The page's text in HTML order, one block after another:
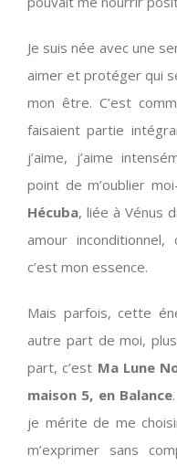
Je suis née avec une
aimer et protéger qui
mon être. C’est
faisaient partie
j’aime, j’aime
point de m’oublier
Hécuba, liée à Vénus
amour
c’est mon essence.
Mais parfois, cette
autre part de moi,
part, c’est Ma Lune
maison 5, en Balance
je mérite de me
m’exprimer sans